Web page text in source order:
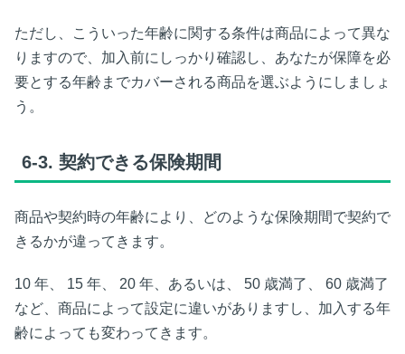
ただし、こういった年齢に関する条件は商品によって異な
りますので、加入前にしっかり確認し、あなたが保障を必
要とする年齢までカバーされる商品を選ぶようにしましょ
う。
6-3. 契約できる保険期間
商品や契約時の年齢により、どのような保険期間で契約で
きるかが違ってきます。
10 年、 15 年、 20 年、あるいは、 50 歳満了、 60 歳満了
など、商品によって設定に違いがありますし、加入する年
齢によっても変わってきます。